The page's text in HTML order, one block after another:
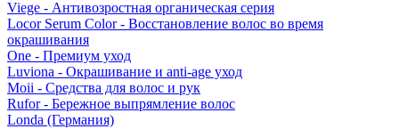
Viege - Антивозростная органическая серия
Locor Serum Color - Восстановление волос во время
окрашивания
One - Премиум уход
Luviona - Окрашивание и anti-age уход
Moii - Средства для волос и рук
Rufor - Бережное выпрямление волос
Londa (Германия)